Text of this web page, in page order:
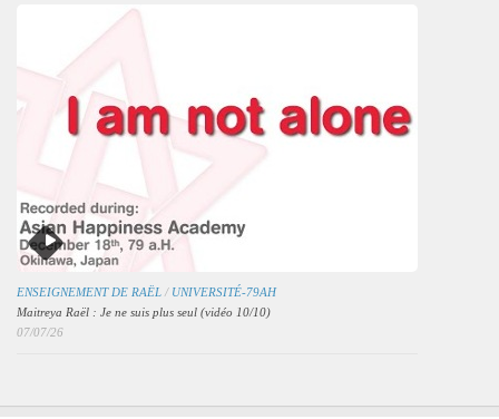
ENSEIGNEMENT DE RAËL / UNIVERSITÉ-79AH
Maitreya Raël : Je ne suis plus seul (vidéo 10/10)
07/07/26